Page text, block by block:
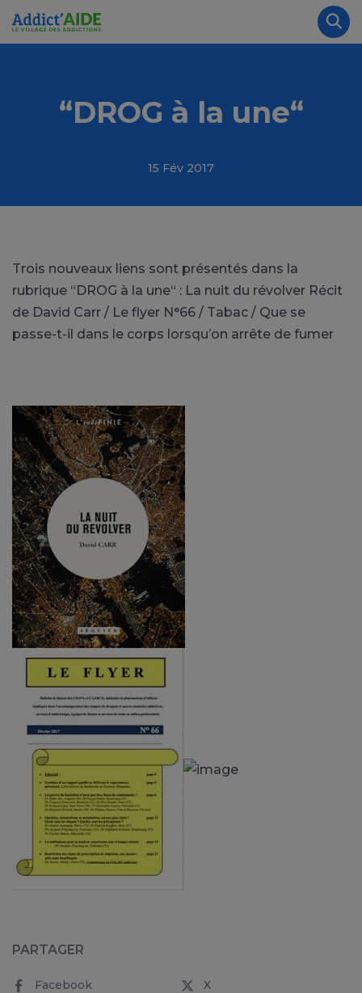
Aller au contenu principal
“DROG à la une“
15 Fév 2017
Trois nouveaux liens sont présentés dans la
rubrique “DROG à la une“ : La nuit du révolver Récit
de David Carr / Le flyer N°66 / Tabac / Que se
passe-t-il dans le corps lorsqu’on arrête de fumer
PARTAGER
Facebook X
Panneau de gestion des cookies